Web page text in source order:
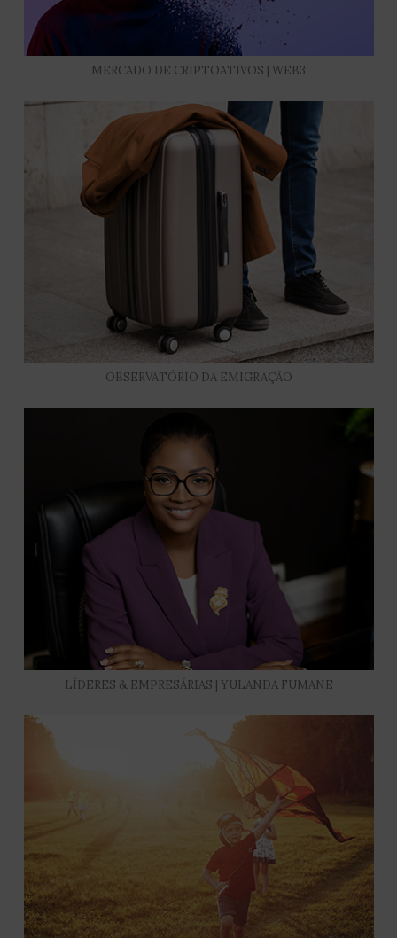
MERCADO DE CRIPTOATIVOS | WEB3
OBSERVATÓRIO DA EMIGRAÇÃO
LÍDERES & EMPRESÁRIAS | YULANDA FUMANE